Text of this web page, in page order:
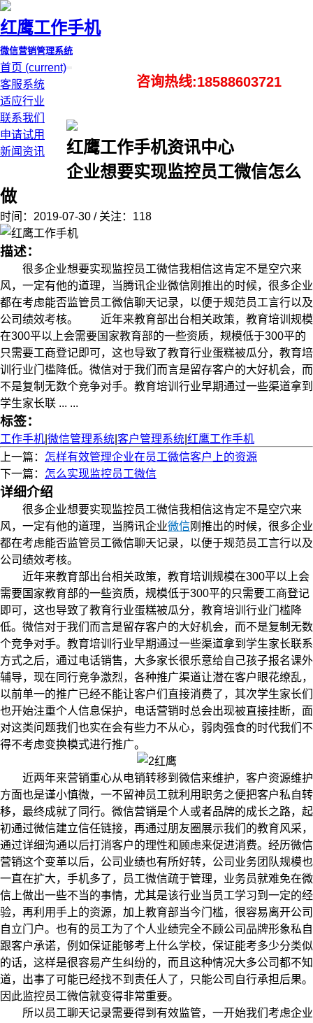
红鹰工作手机
微信营销管理系统
首页 (current)
客服系统
适应行业
联系我们
申请试用
新闻资讯
咨询热线:18588603721
红鹰工作手机资讯中心
企业想要实现监控员工微信怎么
做
时间：2019-07-30 / 关注：118
描述：
很多企业想要实现监控员工微信我相信这肯定不是空穴来
风，一定有他的道理，当腾讯企业微信刚推出的时候，很多企业
都在考虑能否监管员工微信聊天记录，以便于规范员工言行以及
公司绩效考核。 近年来教育部出台相关政策，教育培训规模
在300平以上会需要国家教育部的一些资质，规模低于300平的
只需要工商登记即可，这也导致了教育行业蛋糕被瓜分，教育培
训行业门槛降低。微信对于我们而言是留存客户的大好机会，而
不是复制无数个竞争对手。教育培训行业早期通过一些渠道拿到
学生家长联 ... ...
标签：
工作手机 微信管理系统 客户管理系统 红鹰工作手机
上一篇： 怎样有效管理企业在员工微信客户上的资源
下一篇： 怎么实现监控员工微信
详细介绍
很多企业想要实现监控员工微信我相信这肯定不是空穴来
风，一定有他的道理，当腾讯企业微信刚推出的时候，很多企业
都在考虑能否监管员工微信聊天记录，以便于规范员工言行以及
公司绩效考核。
近年来教育部出台相关政策，教育培训规模在300平以上会
需要国家教育部的一些资质，规模低于300平的只需要工商登记
即可，这也导致了教育行业蛋糕被瓜分，教育培训行业门槛降
低。微信对于我们而言是留存客户的大好机会，而不是复制无数
个竞争对手。教育培训行业早期通过一些渠道拿到学生家长联系
方式之后，通过电话销售，大多家长很乐意给自己孩子报名课外
辅导，现在同行竞争激烈，各种推广渠道让潜在客户眼花缭乱，
以前单一的推广已经不能让客户们直接消费了，其次学生家长们
也开始注重个人信息保护，电话营销时总会出现被直接挂断，面
对这类问题我们也实在会有些力不从心，弱肉强食的时代我们不
得不考虑变换模式进行推广。
近两年来营销重心从电销转移到微信来维护，客户资源维护
方面也是谨小慎微，一不留神员工就利用职务之便把客户私自转
移，最终成就了同行。微信营销是个人或者品牌的成长之路，起
初通过微信建立信任链接，再通过朋友圈展示我们的教育风采，
通过详细沟通以后打消客户的理性和顾虑来促进消费。经历微信
营销这个变革以后，公司业绩也有所好转，公司业务团队规模也
一直在扩大，手机多了，员工微信疏于管理，业务员就难免在微
信上做出一些不当的事情，尤其是该行业当员工学习到一定的经
验，再利用手上的资源，加上教育部当今门槛，很容易离开公司
自立门户。也有的员工为了个人业绩完全不顾公司品牌形象私自
跟客户承诺，例如保证能够考上什么学校，保证能考多少分类似
的话，这样是很容易产生纠纷的，而且这种情况大多公司都不知
道，出事了可能已经找不到责任人了，只能公司自行承担后果。
因此监控员工微信就变得非常重要。
所以员工聊天记录需要得到有效监管，一开始我们考虑企业